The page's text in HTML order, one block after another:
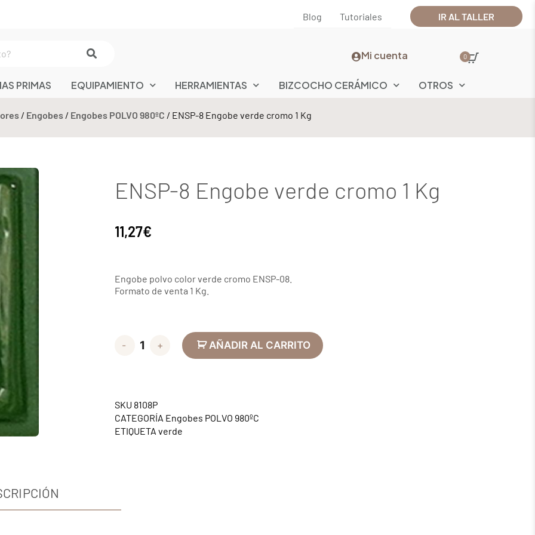
Blog Tutoriales IR AL TALLER
Mi cuenta 0
PRIMAS EQUIPAMIENTO HERRAMIENTAS BIZCOCHO CERÁMICO OTROS
/ Engobes / Engobes POLVO 980ºC / ENSP-8 Engobe verde cromo 1 Kg
ENSP-8 Engobe verde cromo 1 Kg
11,27€
Engobe polvo color verde cromo ENSP-08.
Formato de venta 1 Kg.
- + AÑADIR AL CARRITO
SKU 8108P
CATEGORÍA Engobes POLVO 980ºC
ETIQUETA verde